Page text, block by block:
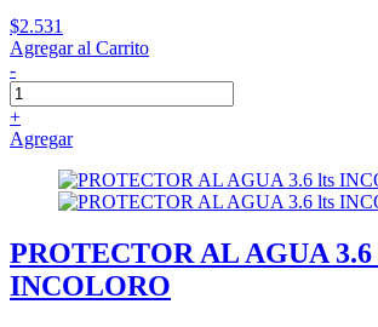
$2.531
Agregar al Carrito
-
+
Agregar
PROTECTOR AL AGUA 3.6
INCOLORO